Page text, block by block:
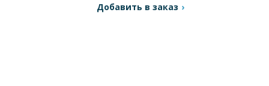
Добавить в заказ